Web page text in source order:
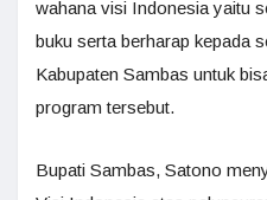
wahana visi Indonesia yaitu
buku serta berharap kepada
Kabupaten Sambas untuk
program tersebut.
Bupati Sambas, Satono